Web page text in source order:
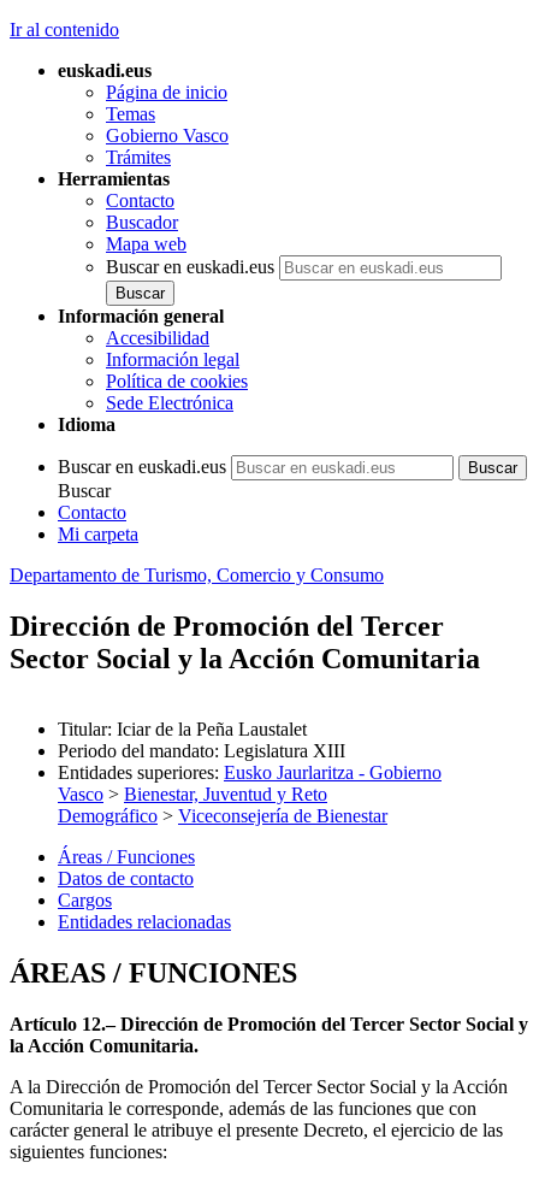
Ir al contenido
euskadi.eus
Página de inicio
Temas
Gobierno Vasco
Trámites
Herramientas
Contacto
Buscador
Mapa web
Buscar en euskadi.eus
Información general
Accesibilidad
Información legal
Política de cookies
Sede Electrónica
Idioma
Buscar en euskadi.eus
Buscar
Contacto
Mi carpeta
Departamento de Turismo, Comercio y Consumo
Dirección de Promoción del Tercer
Sector Social y la Acción Comunitaria
Titular: Iciar de la Peña Laustalet
Periodo del mandato: Legislatura XIII
Entidades superiores: Eusko Jaurlaritza - Gobierno
Vasco > Bienestar, Juventud y Reto
Demográfico > Viceconsejería de Bienestar
Áreas / Funciones
Datos de contacto
Cargos
Entidades relacionadas
ÁREAS / FUNCIONES
Artículo 12.– Dirección de Promoción del Tercer Sector Social y
la Acción Comunitaria.
A la Dirección de Promoción del Tercer Sector Social y la Acción
Comunitaria le corresponde, además de las funciones que con
carácter general le atribuye el presente Decreto, el ejercicio de las
siguientes funciones: